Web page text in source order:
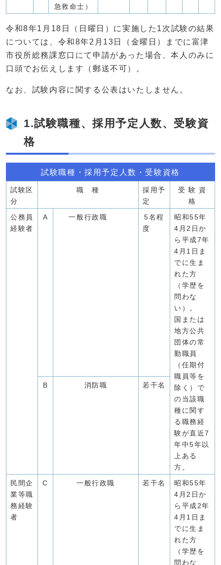
急救命士）
令和8年1月18日（日曜日）に実施した1次試験の結果
については、令和8年2月13日（金曜日）までに富津
市役所総務課窓口にて申請があった場合、本人のみに
口頭でお伝えします（郵送不可）。
なお、試験内容に関する公表はいたしません。
1.試験職種、採用予定人数、受験資
格
試験職種・採用予定人数・受験資格
試験区
分
職 種
採用予
定
受 験 資
格
公務員
経験者
A 一般行政職
5名程
度
昭和55年
4月2日か
ら平成7年
4月1日ま
でに生ま
れた方
（学歴を
問わな
い）。
国または
地方公共
団体の常
勤職員
（任期付
職員等を
除く）で
の当該職
種に関す
る職務経
験が直近7
年中5年以
上ある
方。
B 消防職 若干名
民間企
業等職
務経験
者
C 一般行政職 若干名
昭和55年
4月2日か
ら平成2年
4月1日ま
でに生ま
れた方
（学歴を
問わな